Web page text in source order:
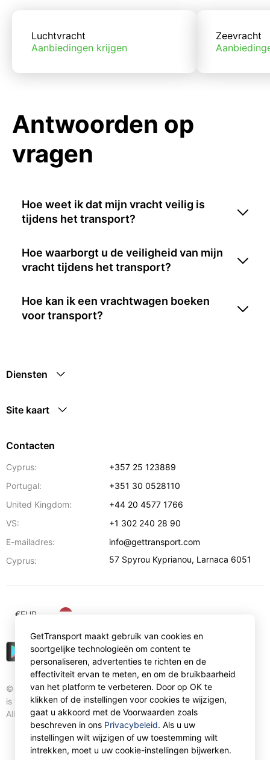
Luchtvracht
Aanbiedingen krijgen
Zeevracht
Antwoorden op
vragen
Hoe weet ik dat mijn vracht veilig is
tijdens het transport?
Hoe waarborgt u de veiligheid van mijn
vracht tijdens het transport?
Hoe kan ik een vrachtwagen boeken
voor transport?
Diensten
Site kaart
Contacten
Cyprus:
+357 25 123889
Portugal:
+351 30 0528110
United Kingdom:
+44 20 4577 1766
VS:
+1 302 240 28 90
E-mailadres:
info@gettransport.com
Cyprus:
57 Spyrou Kyprianou, Larnaca 6051
© Gettransport International Limited. GetTransport®
is trademark of Gettransport International Limited.
All rights reserved.
€EUR
GetTransport maakt gebruik van cookies en
soortgelijke technologieën om content te
personaliseren, advertenties te richten en de
effectiviteit ervan te meten, en om de bruikbaarheid
van het platform te verbeteren. Door op OK te
klikken of de instellingen voor cookies te wijzigen,
gaat u akkoord met de Voorwaarden zoals
beschreven in ons Privacybeleid. Als u uw
instellingen wilt wijzigen of uw toestemming wilt
intrekken, moet u uw cookie-instellingen bijwerken.